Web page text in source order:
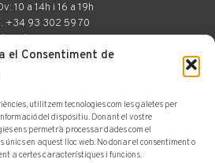
el Consentiment de
utilitzem tecnologies com les galetes per
del dispositiu. Donant el vostre
ens permetrà processar dades com el
en aquest lloc web. No donar el consentiment o
a certes característiques i funcions.
10 a 14h i 16 a 19h
+34 93 302 59 70
Art. Tots els drets reservats